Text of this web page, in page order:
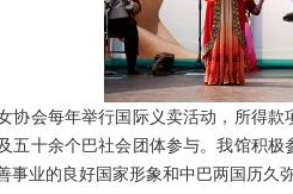
会每年举行国际义卖活动，所得款
五十余个巴社会团体参与。我馆积
事业的良好国家形象和中巴两国历久